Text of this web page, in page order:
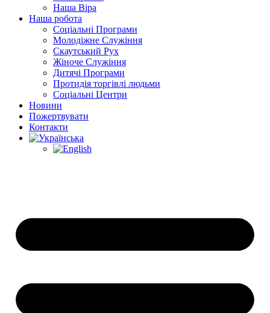
Наша Віра
Наша робота
Соціальні Програми
Молодіжне Служіння
Скаутський Рух
Жіноче Cлужіння
Дитячі Програми
Протидія торгівлі людьми
Соціальні Центри
Новини
Пожертвувати
Контакти